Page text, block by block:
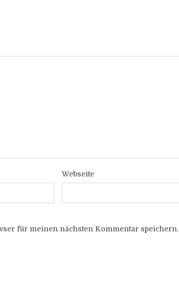
Webseite
für meinen nächsten Kommentar speichern.